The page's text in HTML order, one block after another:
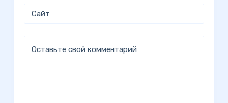
Сайт
Оставьте свой комментарий